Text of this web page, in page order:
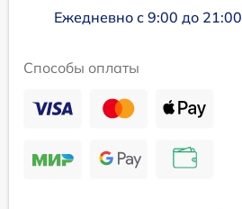
Ежедневно с 9:00 до 21:00
Способы оплаты